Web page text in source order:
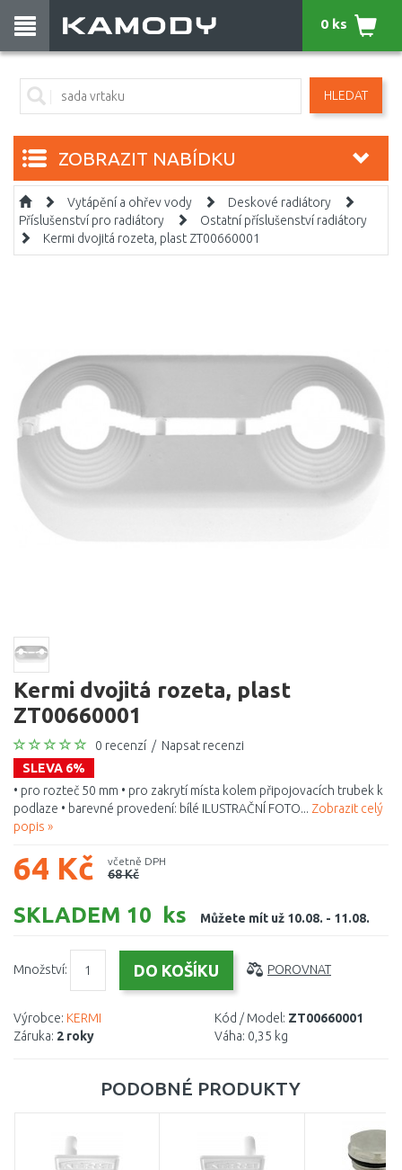
HLEDAT
0 ks
ZOBRAZIT NABÍDKU
Vytápění a ohřev vody
Deskové radiátory
Příslušenství pro radiátory
Ostatní příslušenství radiátory
Kermi dvojitá rozeta, plast ZT00660001
Kermi dvojitá rozeta, plast
ZT00660001
0 recenzí / Napsat recenzi
SLEVA 6%
• pro rozteč 50 mm • pro zakrytí místa kolem připojovacích trubek k
podlaze • barevné provedení: bílé ILUSTRAČNÍ FOTO... Zobrazit celý
popis »
64 Kč včetně DPH
68 Kč
SKLADEM 10 ks Můžete mít už 10.08. - 11.08.
Množství: POROVNAT
Výrobce: KERMI
Záruka: 2 roky
Kód / Model: ZT00660001
Váha: 0,35 kg
PODOBNÉ PRODUKTY